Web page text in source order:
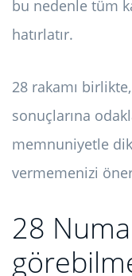
bu nedenle tüm
hatırlatır.
28 rakamı
sonuçlarına
memnuniyetle
vermemenizi
28